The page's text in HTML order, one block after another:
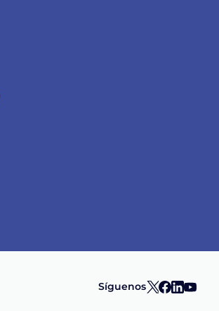
Síguenos